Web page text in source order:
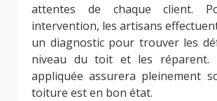
attentes de chaque client.
intervention, les artisans
un diagnostic pour trouver les
niveau du toit et les réparent.
appliquée assurera pleinement
toiture est en bon état.